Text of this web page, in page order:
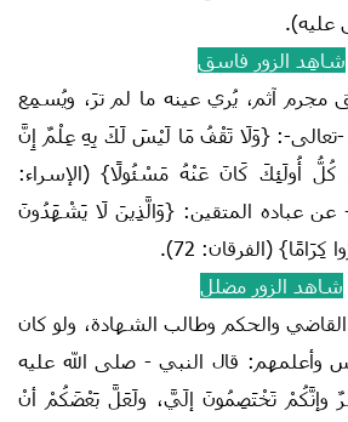
عليه).
شاهِد الزور فاسق
آثم، يُري عينه ما لم ترَ، ويُسمِع
-تعالى-: {وَلَا تَقْفُ مَا لَيْسَ لَكَ بِهِ عِلْمٌ إِنَّ
كُلُّ أُولَئِكَ كَانَ عَنْهُ مَسْئُولًا} (الإسراء:
عن عباده المتقين: {وَالَّذِينَ لَا يَشْهَدُونَ
كِرَامًا} (الفرقان: 72).
شاهد الزور مضلل
والحكم وطالب الشهادة، ولو كان
وأعلمهم: قال النبي - صلى الله عليه
وإنَّكُمْ تَخْتَصِمُونَ إلَيَّ، ولَعَلَّ بَعْضَكُمْ أنْ